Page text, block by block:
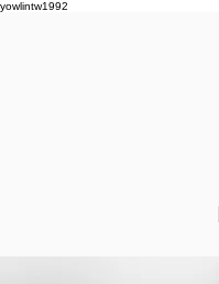
yowlintw1992